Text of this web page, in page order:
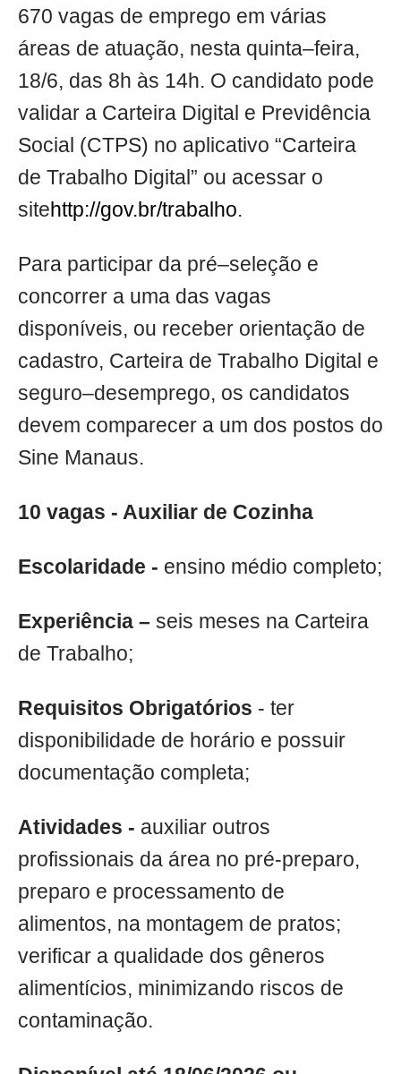
670 vagas de emprego em várias
áreas de atuação, nesta quinta–feira,
18/6, das 8h às 14h. O candidato pode
validar a Carteira Digital e Previdência
Social (CTPS) no aplicativo “Carteira
de Trabalho Digital” ou acessar o
sitehttp://gov.br/trabalho.
Para participar da pré–seleção e
concorrer a uma das vagas
disponíveis, ou receber orientação de
cadastro, Carteira de Trabalho Digital e
seguro–desemprego, os candidatos
devem comparecer a um dos postos do
Sine Manaus.
10 vagas - Auxiliar de Cozinha
Escolaridade - ensino médio completo;
Experiência – seis meses na Carteira
de Trabalho;
Requisitos Obrigatórios - ter
disponibilidade de horário e possuir
documentação completa;
Atividades - auxiliar outros
profissionais da área no pré-preparo,
preparo e processamento de
alimentos, na montagem de pratos;
verificar a qualidade dos gêneros
alimentícios, minimizando riscos de
contaminação.